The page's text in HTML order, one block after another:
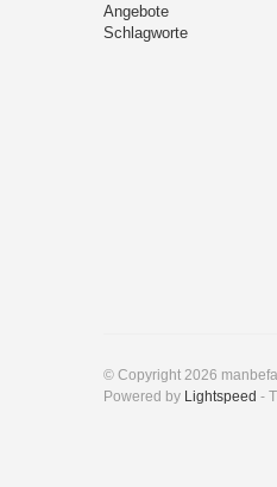
Angebote
Schlagworte
© Copyright 2026
Powered by Lightspeed -